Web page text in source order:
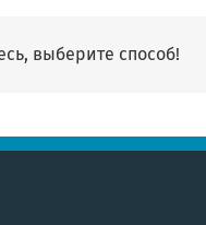
выберите способ!